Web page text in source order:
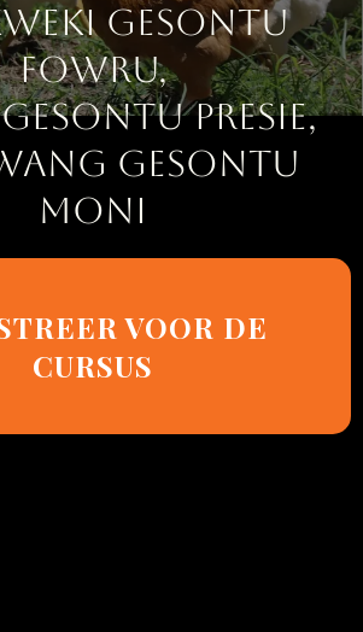
GESONTU
FOWRU,
PRESIE,
GESONTU
MONI
VOOR DE
CURSUS